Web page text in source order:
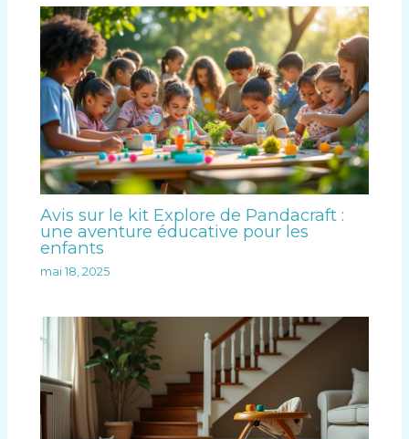
Avis sur le kit Explore de Pandacraft :
une aventure éducative pour les
enfants
mai 18, 2025